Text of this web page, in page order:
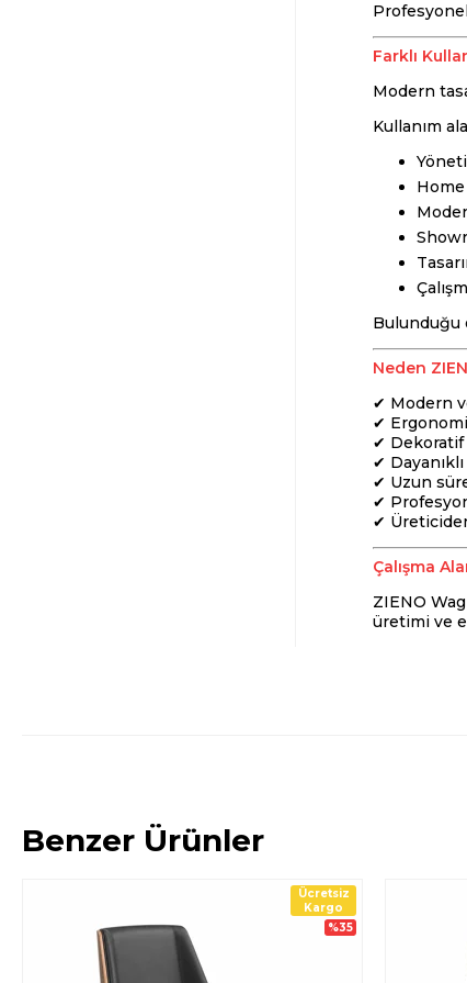
Farklı
Modern
Kullanım
Home
Bulunduğu
Neden
✔ Modern
✔
✔ Dekoratif
✔
✔ Uzun
✔
✔
Çalışma
ZIENO
üretimi ve
Benzer Ürünler
Ücretsiz
Kargo
%35